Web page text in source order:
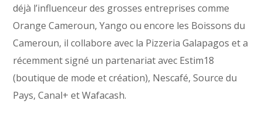
déjà l’influenceur des grosses entreprises comme
Orange Cameroun, Yango ou encore les Boissons du
Cameroun, il collabore avec la Pizzeria Galapagos et a
récemment signé un partenariat avec Estim18
(boutique de mode et création), Nescafé, Source du
Pays, Canal+ et Wafacash.